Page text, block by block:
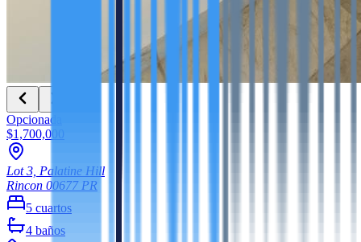
Opcionada
$1,700,000
Lot 3, Palatine Hill
Rincon 00677PR
5 cuartos
4 baños